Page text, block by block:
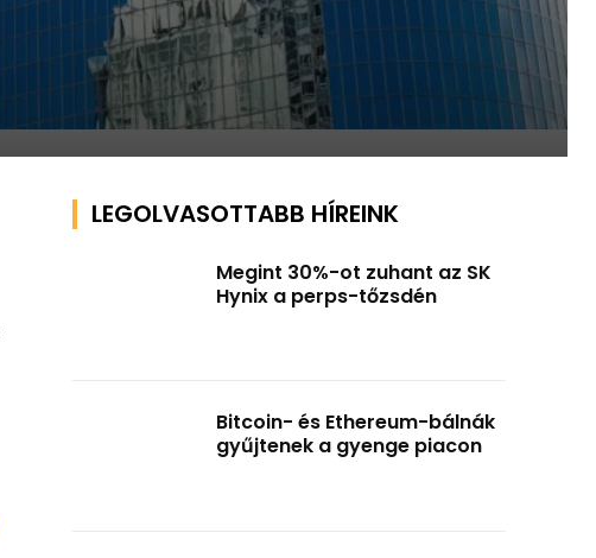
LEGOLVASOTTABB HÍREINK
Megint 30%-ot zuhant az SK
Hynix a perps-tőzsdén
Bitcoin- és Ethereum-bálnák
gyűjtenek a gyenge piacon